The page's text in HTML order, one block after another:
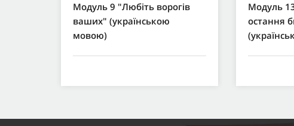
Модуль 9 "Любіть ворогів
ваших" (українською
мовою)
Модуль
остання